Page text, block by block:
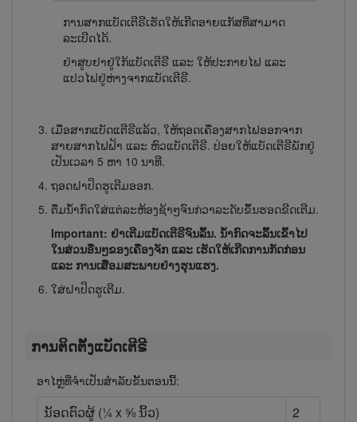
ການສາກແບັດເຕີຣີ​ເຮັດ​ໃຫ້​ເກີດອາຍແກັສທີ່ສາມາດ
ລະເບີດໄດ້.
ຢ່າສູບຢາຢູ່ໃກ້ແບັດເຕີຣີ ແລະ ໃຫ້ປະກາຍໄຟ ແລະ
ແປວໄຟຢູ່ຫ່າງຈາກແບັດ​ເຕີ​ຣີ.
ເມື່ອສາກແບັດ​ແຕີ​ຣີແລ້ວ, ໃຫ້ຖອດເຄື່ອງສາກໄຟອອກຈາກ
ສາຍສາກໄຟຟ້າ ແລະ ຫົວ​ແບັດ​ເຕີ​ຣີ. ປ່ອຍ​ໃຫ້​ແບັດ​ເຕີ​ຣີພັກ​ຢູ່
ເປັນ​ເວ​ລາ 5 ຫາ 10 ນາ​ທີ.
ຖອດ​ຝາ​ປິດຮູ​ເຕີມ​ອອກ.
ຕື່ມນ້ຳກົດໃສ່ແຕ່ລະຫ້ອງຊ້າໆຈົນກ່ວາລະດັບຂຶ້ນ​ຮອດຂີດ​ເຕີມ.
Important: ຢ່າເຕີມແບັດ​ເຕີ​ຣີ​ຈົນ​ລົ້ນ. ນ້ຳກົດຈະລົ້ນເຂົ້າໄປ
ໃນສ່ວນອື່ນໆຂອງເຄື່ອງຈັກ ແລະ ເຮັດໃຫ້ເກີດການກັດກ່ອນ
ແລະ ການເສື່ອມສະພາບຢ່າງຮຸນແຮງ.
ໃສ່​ຝາ​ປິດ​ຮູ​ເຕີມ.
ການຕິດ​ຕັ້ງ​ແບັດ​ເຕີ​ຣີ
ອາໄຫຼ່ທີ່ຈຳເປັນສຳລັບຂັ້ນຕອນນີ້:
ນັອດຕົວ​ຜູ້ (¼ x ⅝ ນິ້ວ)
2